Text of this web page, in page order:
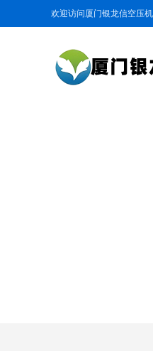
欢迎访问厦门银龙信空压